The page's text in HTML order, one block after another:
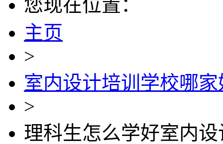
您现在位置：
主页
>
室内设计培训学校哪家
>
理科生怎么学好室内设